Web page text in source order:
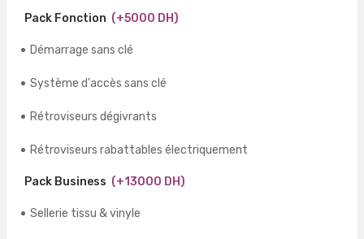
Pack Fonction (+5000 DH)
Démarrage sans clé
Système d'accès sans clé
Rétroviseurs dégivrants
Rétroviseurs rabattables électriquement
Pack Business (+13000 DH)
Sellerie tissu & vinyle